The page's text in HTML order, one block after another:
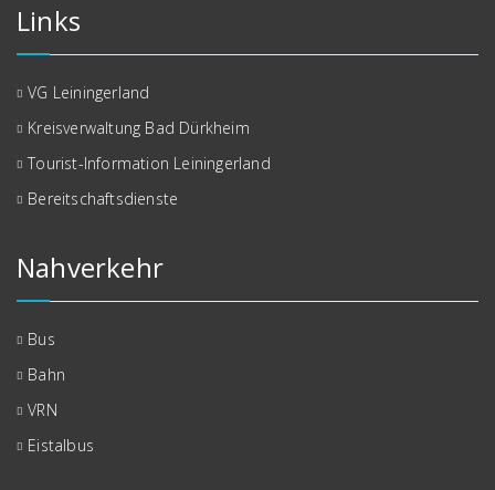
Links
VG Leiningerland
Kreisverwaltung Bad Dürkheim
Tourist-Information Leiningerland
Bereitschaftsdienste
Nahverkehr
Bus
Bahn
VRN
Eistalbus